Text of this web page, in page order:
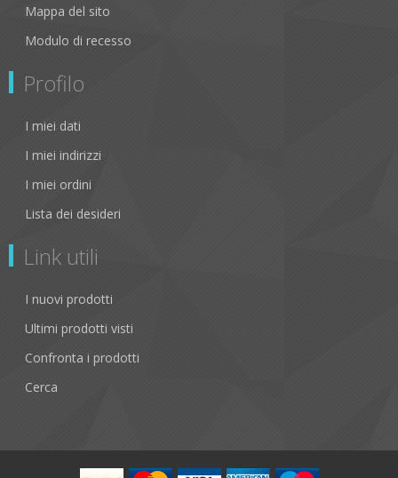
Mappa del sito
Modulo di recesso
Profilo
I miei dati
I miei indirizzi
I miei ordini
Lista dei desideri
Link utili
I nuovi prodotti
Ultimi prodotti visti
Confronta i prodotti
Cerca